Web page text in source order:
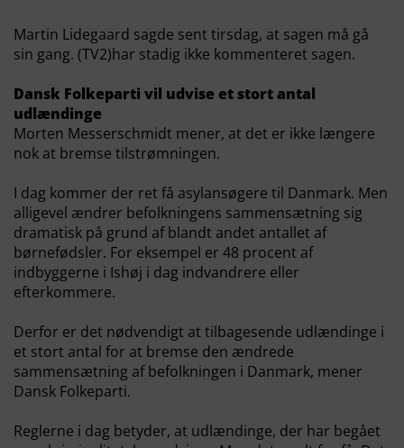
Martin Lidegaard sagde sent tirsdag, at sagen må gå
sin gang. (TV2)har stadig ikke kommenteret sagen.
Dansk Folkeparti vil udvise et stort antal
udlændinge
Morten Messerschmidt mener, at det er ikke længere
nok at bremse tilstrømningen.
I dag kommer der ret få asylansøgere til Danmark. Men
alligevel ændrer befolkningens sammensætning sig
dramatisk på grund af blandt andet antallet af
børnefødsler. For eksempel er 48 procent af
indbyggerne i Ishøj i dag indvandrere eller
efterkommere.
Derfor er det nødvendigt at tilbagesende udlændinge i
et stort antal for at bremse den ændrede
sammensætning af befolkningen i Danmark, mener
Dansk Folkeparti.
Reglerne i dag betyder, at udlændinge, der har begået